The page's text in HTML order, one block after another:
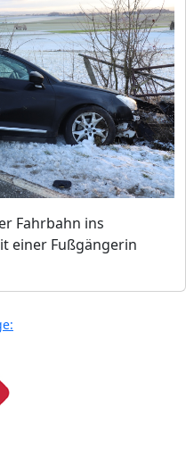
Fahrbahn ins
einer Fußgängerin